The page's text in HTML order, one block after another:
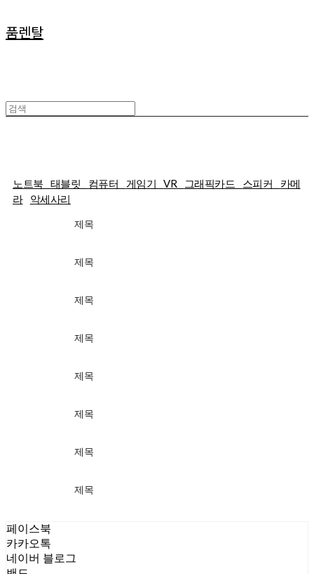
품렌탈
노트북 태블릿 컴퓨터 게임기VR 그래픽카드 스피커 카메
라
악세사리
제목
제목
제목
제목
제목
제목
제목
제목
페이스북
카카오톡
네이버 블로그